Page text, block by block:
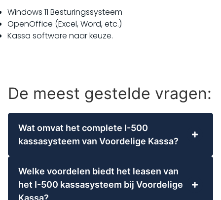
Windows 11 Besturingssysteem
OpenOffice (Excel, Word, etc.)
Kassa software naar keuze.
De meest gestelde vragen:
Wat omvat het complete I-500
kassasysteem van Voordelige Kassa?
wordt geleverd als een totaaloplossing. Dit
omvat een stof- en waterbestendig touchscreen
POS-systeem met een 15.6 inch scherm en Intel
Welke voordelen biedt het leasen van
het I-500 kassasysteem bij Voordelige
Kassa?